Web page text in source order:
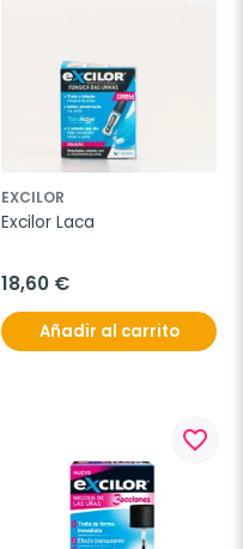
EXCILOR
Excilor Laca
18,60 €
Añadir al carrito
favorite_border